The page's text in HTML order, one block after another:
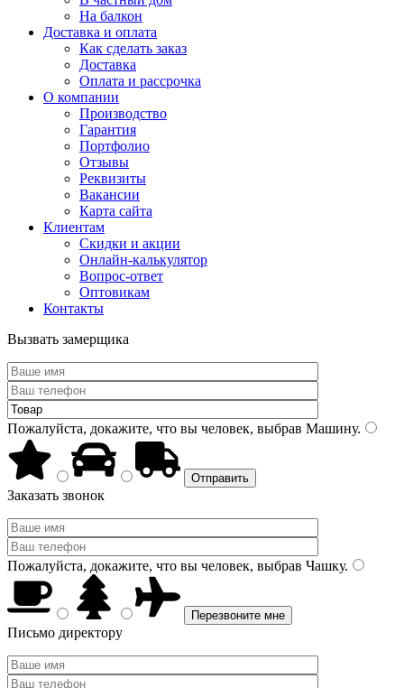
На балкон
Доставка и оплата
Как сделать заказ
Доставка
Оплата и рассрочка
О компании
Производство
Гарантия
Портфолио
Отзывы
Реквизиты
Вакансии
Карта сайта
Клиентам
Скидки и акции
Онлайн-калькулятор
Вопрос-ответ
Оптовикам
Контакты
Вызвать замерщика
Пожалуйста, докажите, что вы человек, выбрав Машину.
Заказать звонок
Пожалуйста, докажите, что вы человек, выбрав Чашку.
Письмо директору